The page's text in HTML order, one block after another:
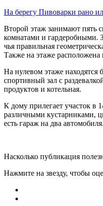
На берегу Пивоварки рано
Второй этаж занимают пять
комнатами и гардеробными.
чья правильная
Также на этаже расположена
На нулевом этаже находятся
спортивный зал с
продуктов и котельная.
К дому прилегает участок в
различными кустарниками,
есть гараж на два автомобиля.
Насколько публикация
Нажмите на звезду, чтобы